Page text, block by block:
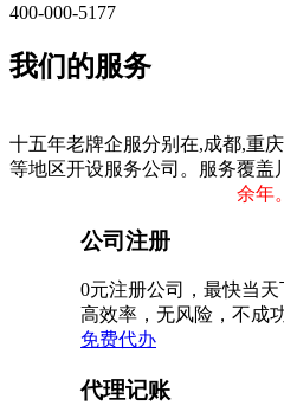
400-000-5177
我们的服务
十五年老牌企服分别在,成都,重
等地区开设服务公司。服务覆盖
余年。
公司注册
0元注册公司，最快当天
高效率，无风险，不成
免费代办
代理记账